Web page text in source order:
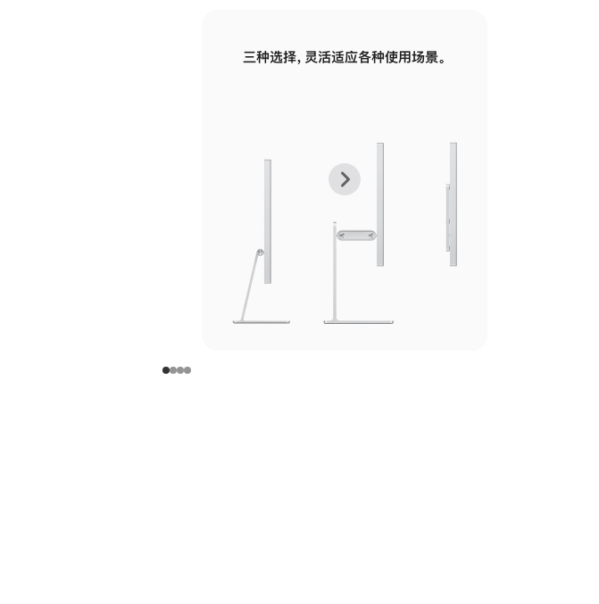
面
面
三种选择，灵活适应各种使用场景。
上
张
下
张